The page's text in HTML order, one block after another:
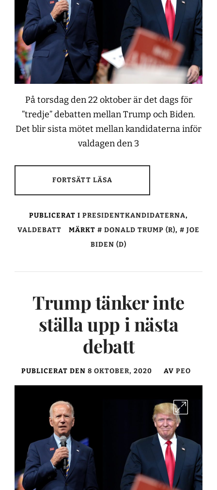
På torsdag den 22 oktober är det dags för
”tredje” debatten mellan Trump och Biden.
Det blir sista mötet mellan kandidaterna inför
valdagen den 3
FORTSÄTT LÄSA
PUBLICERAT I PRESIDENTKANDIDATERNA,
VALDEBATT
MÄRKT DONALD TRUMP (R),
JOE
BIDEN (D)
Trump tänker inte
ställa upp i nästa
debatt
PUBLICERAT DEN 8 OKTOBER, 2020 AV PEO